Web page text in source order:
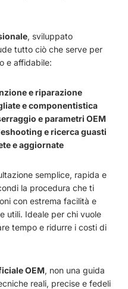
, sviluppato
tutto ciò che serve per
e affidabile:
e riparazione
e componentistica
e parametri OEM
e ricerca guasti
e aggiornate
semplice, rapida e
la procedura che ti
con estrema facilità e
utili. Ideale per chi vuole
tempo e ridurre i costi di
OEM, non una guida
reali, precise e fedeli